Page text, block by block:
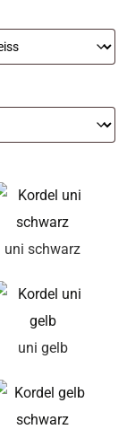
uni schwarz
uni gelb